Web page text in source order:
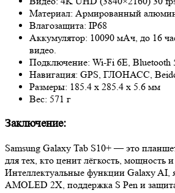
Материал: Армированный
Влагозащита: IP68
Аккумулятор: 10090 мАч, до 16
видео.
Подключение: Wi-Fi 6E, Bluetooth
Навигация: GPS, ГЛОНАСС,
Размеры: 185.4 x 285.4 x 5.6 мм
Вес: 571 г
Заключение:
Samsung Galaxy Tab S10+ — это
для тех, кто ценит лёгкость, мощность и
Интеллектуальные функции Galaxy AI,
AMOLED 2X, поддержка S Pen и